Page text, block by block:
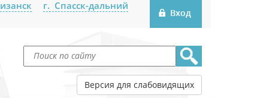
г. Спасск-дальний
Версия для слабовидящих